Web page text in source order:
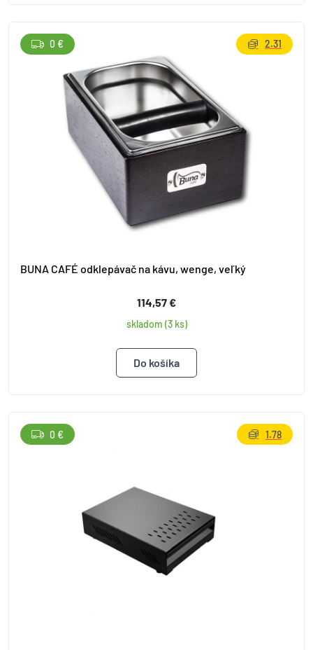
BUNA CAFÉ odklepávač na kávu, wenge, veľký
114,57 €
skladom (3 ks)
0 € 2.31
0 € 1.78